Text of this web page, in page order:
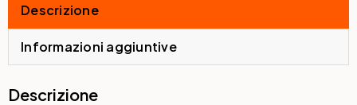
Descrizione
Informazioni aggiuntive
Descrizione